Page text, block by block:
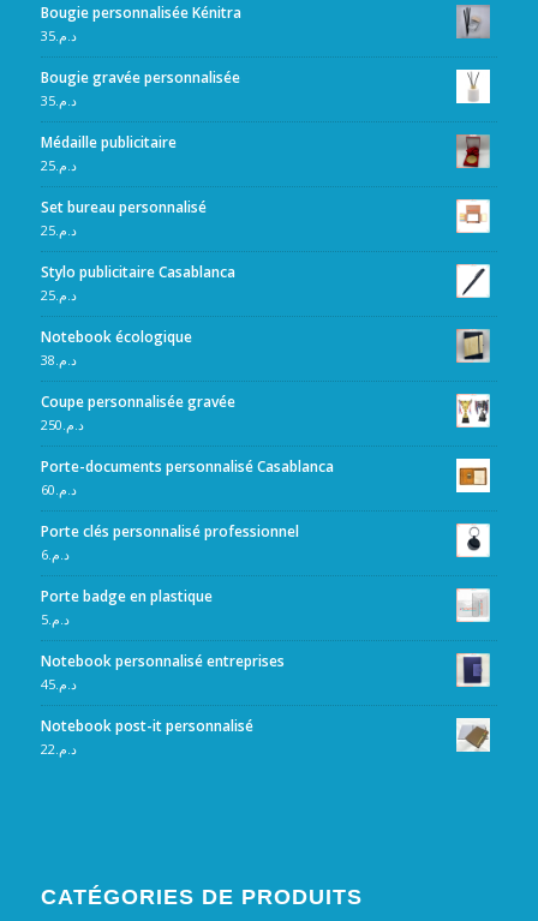
Bougie personnalisée Kénitra
د.م.35
Bougie gravée personnalisée
د.م.35
Médaille publicitaire
د.م.25
Set bureau personnalisé
د.م.25
Stylo publicitaire Casablanca
د.م.25
Notebook écologique
د.م.38
Coupe personnalisée gravée
د.م.250
Porte-documents personnalisé Casablanca
د.م.60
Porte clés personnalisé professionnel
د.م.6
Porte badge en plastique
د.م.5
Notebook personnalisé entreprises
د.م.45
Notebook post-it personnalisé
د.م.22
CATÉGORIES DE PRODUITS